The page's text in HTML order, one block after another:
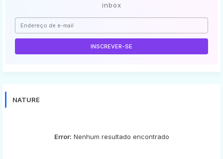
inbox
NATURE
Error: Nenhum resultado encontrado